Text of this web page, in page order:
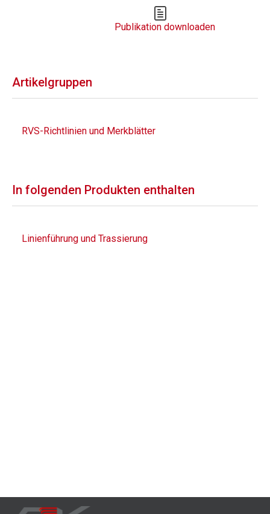
Publikation downloaden
Artikelgruppen
RVS-Richtlinien und Merkblätter
In folgenden Produkten enthalten
Linienführung und Trassierung